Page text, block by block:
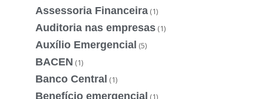
Assessoria Financeira (1)
Auditoria nas empresas (1)
Auxílio Emergencial (5)
BACEN (1)
Banco Central (1)
Benefício emergencial (1)